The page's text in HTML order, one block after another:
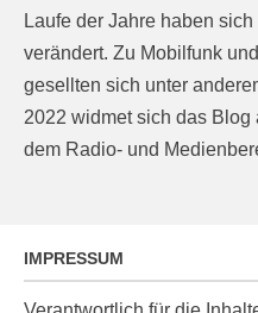
Laufe der Jahre haben
verändert. Zu Mobilfunk
gesellten sich unter
2022 widmet sich das
dem Radio- und
IMPRESSUM